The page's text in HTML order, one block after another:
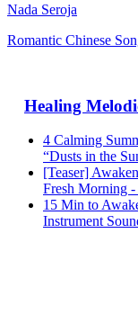
Nada Seroja
Romantic Chinese
Healing
4 Calming
“Dusts in the
[Teaser]
Fresh Morning -
15 Min to
Instrument